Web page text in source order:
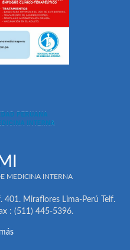
MEDICINA INTERNA
401. Miraflores Lima-Perú Telf.
: (511) 445-5396.